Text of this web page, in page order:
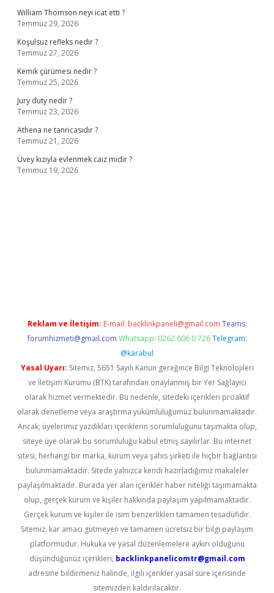
William Thomson neyi icat etti ?
Temmuz 29, 2026
Koşulsuz refleks nedir ?
Temmuz 27, 2026
Kemik çürümesi nedir ?
Temmuz 25, 2026
Jury duty nedir ?
Temmuz 23, 2026
Athena ne tanricasıdır ?
Temmuz 21, 2026
Üvey kızıyla evlenmek caiz midir ?
Temmuz 19, 2026
Reklam ve İletişim: E-mail: backlinkpaneli@gmail.com Teams:
forumhizmeti@gmail.com Whatsapp: 0262 606 0 726 Telegram:
@karabul
Yasal Uyarı: Sitemiz, 5651 Sayılı Kanun gereğince Bilgi Teknolojileri
ve İletişim Kurumu (BTK) tarafından onaylanmış bir Yer Sağlayıcı
olarak hizmet vermektedir. Bu nedenle, sitedeki içerikleri proaktif
olarak denetleme veya araştırma yükümlülüğümüz bulunmamaktadır.
Ancak, üyelerimiz yazdıkları içeriklerin sorumluluğunu taşımakta olup,
siteye üye olarak bu sorumluluğu kabul etmiş sayılırlar. Bu internet
sitesi, herhangi bir marka, kurum veya şahıs şirketi ile hiçbir bağlantısı
bulunmamaktadır. Sitede yalnızca kendi hazırladığımız makaleler
paylaşılmaktadır. Burada yer alan içerikler haber niteliği taşımamakta
olup, gerçek kurum ve kişiler hakkında paylaşım yapılmamaktadır.
Gerçek kurum ve kişiler ile isim benzerlikleri tamamen tesadüfidir.
Sitemiz, kar amacı gütmeyen ve tamamen ücretsiz bir bilgi paylaşım
platformudur. Hukuka ve yasal düzenlemelere aykırı olduğunu
düşündüğünüz içerikleri, backlinkpanelicomtr@gmail.com
adresine bildirmeniz halinde, ilgili içerikler yasal süre içerisinde
sitemizden kaldırılacaktır.